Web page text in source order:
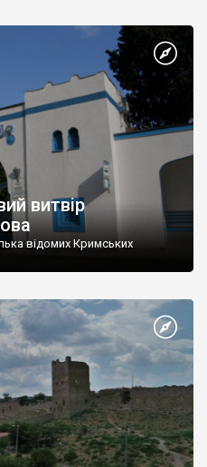
витвір
відомих Кримських